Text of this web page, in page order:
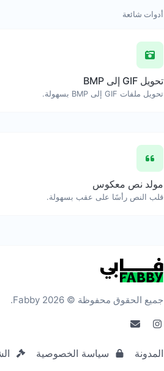
أدوات شائعة
تحويل GIF إلى BMP
تحويل ملفات GIF إلى BMP بسهولة.
مولد نص معكوس
قلب النص رأسًا على عقب بسهولة.
جميع الحقوق محفوظة © 2026 Fabby.
المدونة سياسة الخصوصية